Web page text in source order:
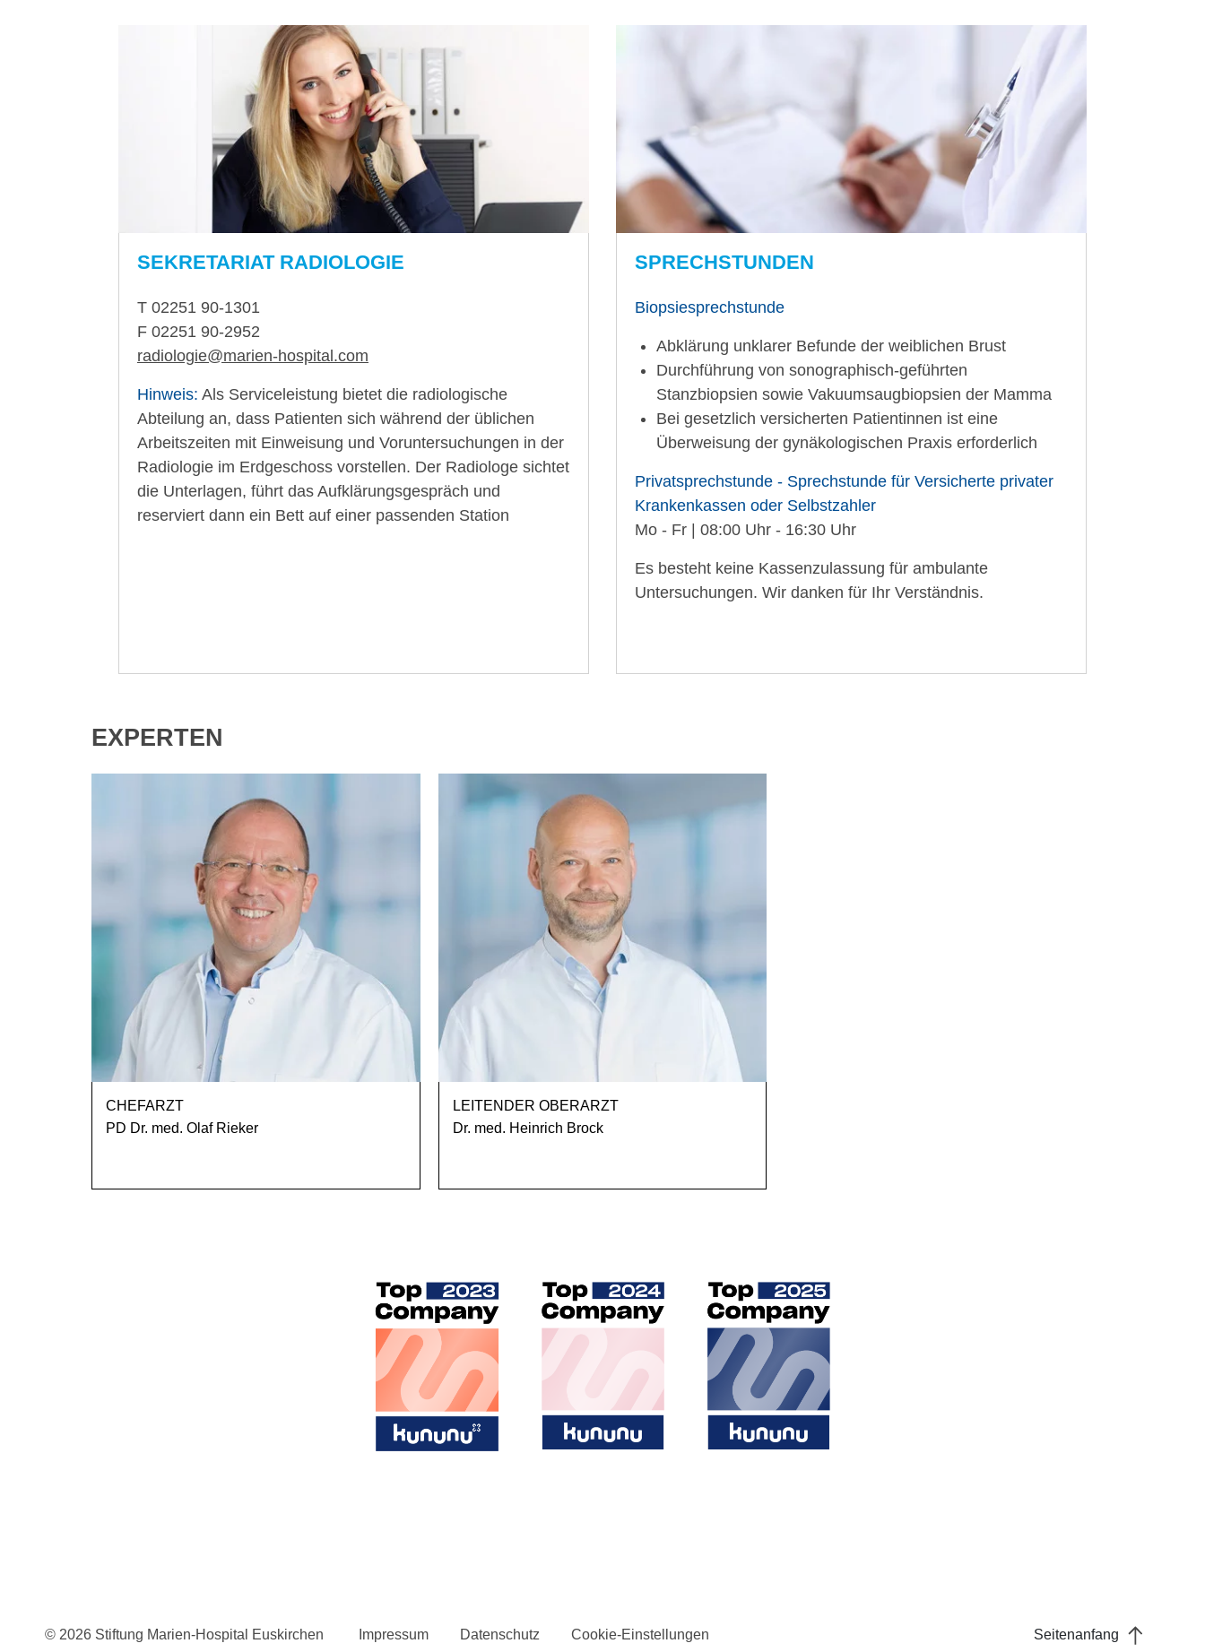
SEKRETARIAT RADIOLOGIE
T 02251 90-1301
F 02251 90-2952
radiologie@marien-hospital.com
Hinweis: Als Serviceleistung bietet die radiologische
Abteilung an, dass Patienten sich während der üblichen
Arbeitszeiten mit Einweisung und Voruntersuchungen in der
Radiologie im Erdgeschoss vorstellen. Der Radiologe sichtet
die Unterlagen, führt das Aufklärungsgespräch und
reserviert dann ein Bett auf einer passenden Station
SPRECHSTUNDEN
Biopsiesprechstunde
Abklärung unklarer Befunde der weiblichen Brust
Durchführung von sonographisch-geführten
Stanzbiopsien sowie Vakuumsaugbiopsien der Mamma
Bei gesetzlich versicherten Patientinnen ist eine
Überweisung der gynäkologischen Praxis erforderlich
Privatsprechstunde - Sprechstunde für Versicherte privater
Krankenkassen oder Selbstzahler
Mo - Fr | 08:00 Uhr - 16:30 Uhr
Es besteht keine Kassenzulassung für ambulante
Untersuchungen. Wir danken für Ihr Verständnis.
EXPERTEN
CHEFARZT
PD Dr. med. Olaf Rieker
LEITENDER OBERARZT
Dr. med. Heinrich Brock
© 2026 Stiftung Marien-Hospital Euskirchen Impressum Datenschutz Cookie-Einstellungen Seitenanfang